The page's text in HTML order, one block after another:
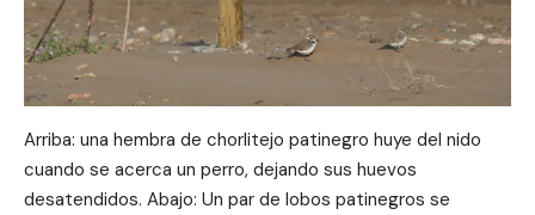
Arriba: una hembra de chorlitejo patinegro huye del nido
cuando se acerca un perro, dejando sus huevos
desatendidos. Abajo: Un par de lobos patinegros se